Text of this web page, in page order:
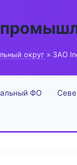
округ » ЗАО
ФО